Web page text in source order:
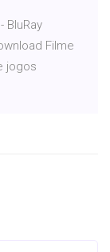
BluRay
Filme
jogos